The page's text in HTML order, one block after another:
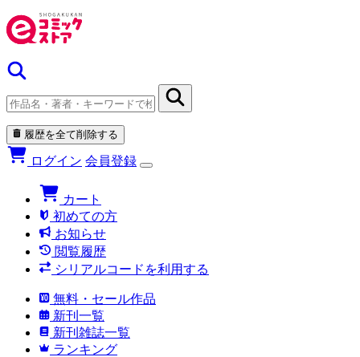
履歴を全て削除する
ログイン 会員登録
カート
初めての方
お知らせ
閲覧履歴
シリアルコードを利用する
無料・セール作品
新刊一覧
新刊雑誌一覧
ランキング